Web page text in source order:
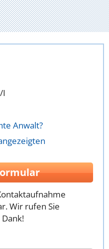
I
Anwalt?
Wir rufen Sie